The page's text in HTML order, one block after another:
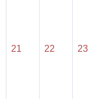
21 22 23